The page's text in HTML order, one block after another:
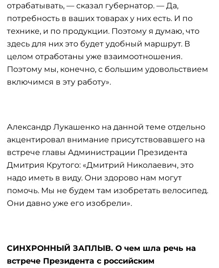
отрабатывать, — сказал губернатор. — Да,
потребность в ваших товарах у них есть. И по
технике, и по продукции. Поэтому я думаю, что
здесь для них это будет удобный маршрут. В
целом отработаны уже взаимоотношения.
Поэтому мы, конечно, с большим удовольствием
включимся в эту работу».
Александр Лукашенко на данной теме отдельно
акцентировал внимание присутствовавшего на
встрече главы Администрации Президента
Дмитрия Крутого: «Дмитрий Николаевич, это
надо иметь в виду. Они здорово нам могут
помочь. Мы не будем там изобретать велосипед.
Они давно уже его изобрели».
СИНХРОННЫЙ ЗАПЛЫВ. О чем шла речь на
встрече Президента с российским